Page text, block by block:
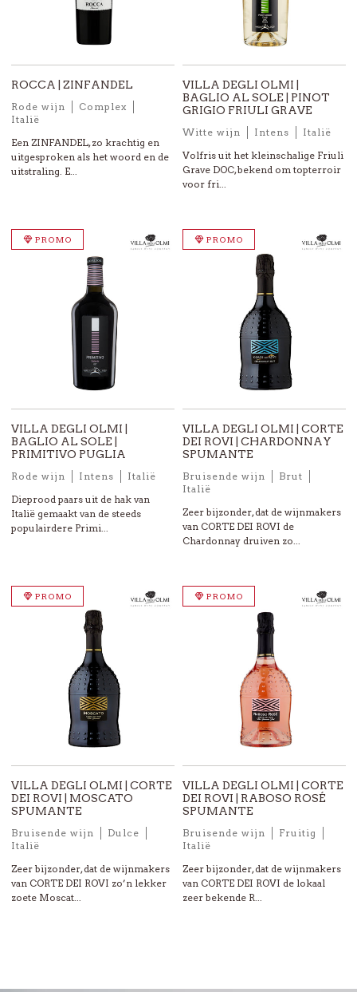
ROCCA | ZINFANDEL
Rode wijn
Complex
Italië
Een ZINFANDEL, zo krachtig en
uitgesproken als het woord en de
uitstraling. E...
VILLA DEGLI OLMI |
BAGLIO AL SOLE | PINOT
GRIGIO FRIULI GRAVE
Witte wijn Intens
Italië
Volfris uit het kleinschalige Friuli
Grave DOC, bekend om topterroir
voor fri...
PROMO
VILLA DEGLI OLMI |
BAGLIO AL SOLE |
PRIMITIVO PUGLIA
Rode wijn Intens
Italië
Dieprood paars uit de hak van
Italië gemaakt van de steeds
populairdere Primi...
PROMO
VILLA DEGLI OLMI | CORTE
DEI ROVI | CHARDONNAY
SPUMANTE
Bruisende wijn
Brut
Italië
Zeer bijzonder, dat de wijnmakers
van CORTE DEI ROVI de
Chardonnay druiven zo...
PROMO
VILLA DEGLI OLMI | CORTE
DEI ROVI | MOSCATO
SPUMANTE
Bruisende wijn
Dulce
Italië
Zeer bijzonder, dat de wijnmakers
van CORTE DEI ROVI zo’n lekker
zoete Moscat...
PROMO
VILLA DEGLI OLMI | CORTE
DEI ROVI | RABOSO ROSÉ
SPUMANTE
Bruisende wijn
Fruitig
Italië
Zeer bijzonder, dat de wijnmakers
van CORTE DEI ROVI de lokaal
zeer bekende R...